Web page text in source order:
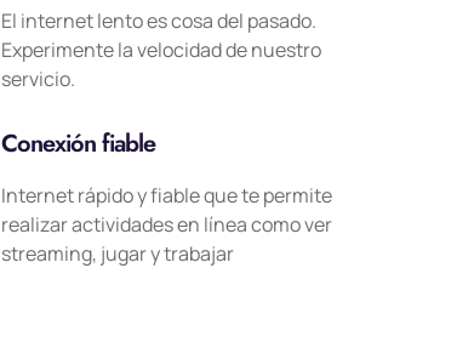
El internet lento es cosa del pasado.
Experimente la velocidad de nuestro
servicio.
Conexión fiable
Internet rápido y fiable que te permite
realizar actividades en línea como ver
streaming, jugar y trabajar